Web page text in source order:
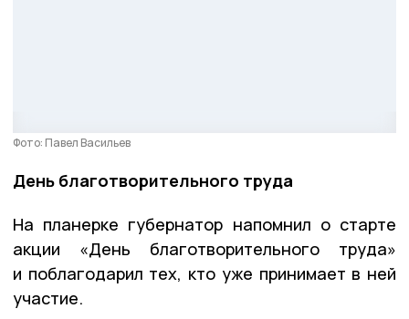
Фото: Павел Васильев
День благотворительного труда
На планерке губернатор напомнил о старте
акции «День благотворительного труда»
и поблагодарил тех, кто уже принимает в ней
участие.